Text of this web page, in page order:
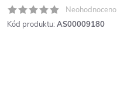
Neohodnoceno
Kód produktu: AS00009180